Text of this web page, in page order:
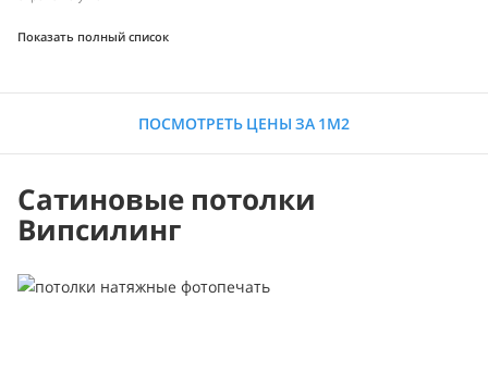
Показать полный список
ПОСМОТРЕТЬ ЦЕНЫ ЗА 1М2
Сатиновые потолки
Випсилинг